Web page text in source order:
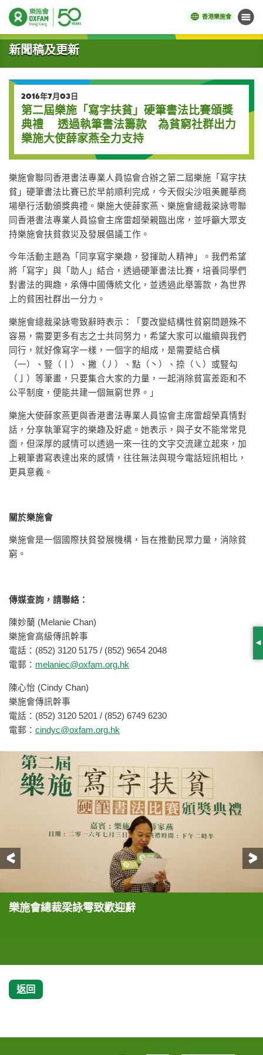
香港樂施會 目錄
開始主要內容
新聞稿及更新
2016年7月03日
第二屆樂施「寫字扶貧」硬筆書法比賽頒獎
典禮 透過執筆書法籌款 為貧窮社群出力
樂施大使薛家燕全力支持
樂施會聯同香港書法專業人員協會合辦之第二屆樂施「寫字扶
貧」硬筆書法比賽已於早前順利完成，今天假尖沙咀美麗華商
場舉行活動頒獎典禮。樂施大使薛家燕、樂施會總裁梁詠雩聯
同香港書法專業人員協會主席雷超榮親臨出席，並呼籲大眾支
持樂施會扶貧救災及發展倡議工作。
今年活動主題為「同享寫字樂趣，發揮助人精神」。我們希望
將「寫字」與「助人」結合，透過硬筆書法比賽，培養同學們
對書法的興趣，承傳中國傳統文化，並透過此舉籌款，為世界
上的貧困社群出一分力。
樂施會總裁梁詠雩致辭時表示：「要改變結構性貧窮問題殊不
容易，需要更多有志之士共同努力，希望大家可以繼續與我們
同行，就好像寫字一樣，一個字的組成，是需要結合橫
（一）、豎（丨）、撇（丿）、點（丶）、捺（㇏）或豎勾
（亅）等筆畫，只要集合大家的力量，一起消除貧富差距和不
公平制度，便能共建一個無窮世界。」
樂施大使薛家燕更與香港書法專業人員協會主席雷超榮真情對
話，分享執筆寫字的樂趣及好處。她表示，與子女不能常常見
面，但深厚的感情可以透過一來一往的文字交流建立起來，加
上親筆書寫表達出來的感情，往往無法與現今電話短訊相比，
更具意義。
關於樂施會
樂施會是一個國際扶貧發展機構，旨在推動民眾力量，消除貧
窮。
傳媒查詢，請聯絡：
陳妙蘭 (Melanie Chan)
樂施會高級傳訊幹事
電話：(852) 3120 5175 / (852) 9654 2048
電郵： melaniec@oxfam.org.hk
陳心怡 (Cindy Chan)
樂施會傳訊幹事
電話：(852) 3120 5201 / (852) 6749 6230
電郵： cindyc@oxfam.org.hk
前一頁
樂施會總裁梁詠雩致歡迎辭
樂施大使薛家燕與香港書法專業人員協會主席雷超榮
樂施會總裁梁詠雩(左三)、樂施大使薛家燕(中)及活
樂施會總裁梁詠雩(右)致送紀念品予樂施大使薛家燕
樂施大使薛家燕頒發籌款獎予今次活動熱心籌款之同
樂施大使薛家燕(第三行中)、樂施會總裁梁詠雩(第
返回